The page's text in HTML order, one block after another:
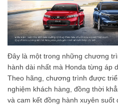
Đây là một trong những chương
hành dài nhất mà Honda từng áp
Theo hãng, chương trình được
nghiệm khách hàng, đồng thời
và cam kết đồng hành xuyên suốt